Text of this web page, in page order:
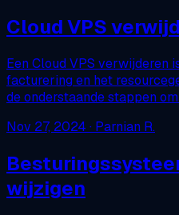
Cloud VPS
Een Cloud VPS verwijderen
facturering en het
de onderstaande stappen
Nov 27, 2024 · Parnian R.
wijzigen